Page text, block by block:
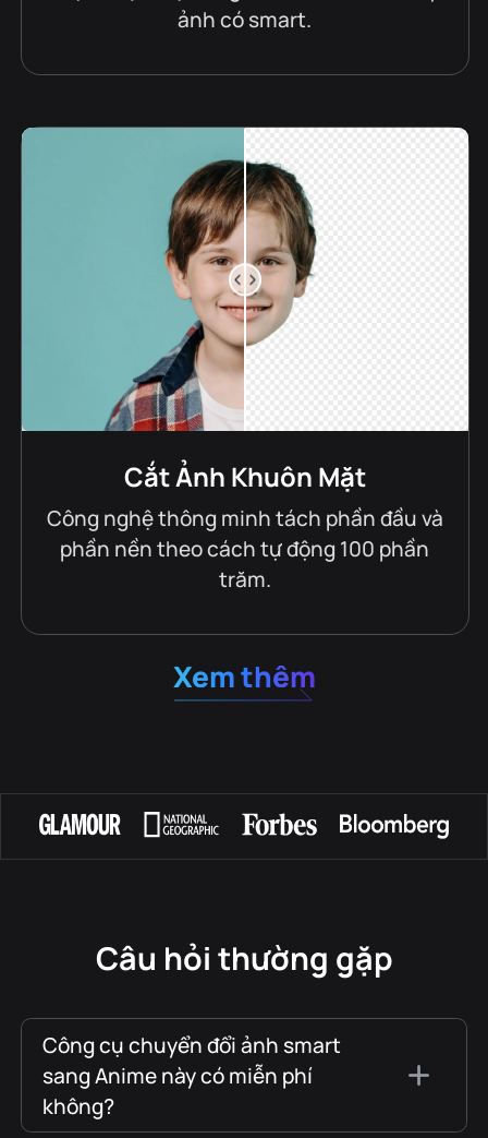
ảnh có smart.
Cắt Ảnh Khuôn Mặt
Công nghệ thông minh tách phần đầu và
phần nền theo cách tự động 100 phần
trăm.
Xem thêm
Câu hỏi thường gặp
Công cụ chuyển đổi ảnh smart
sang Anime này có miễn phí
không?